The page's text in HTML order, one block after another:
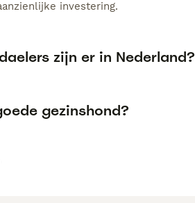
investering.
zijn er in Nederland?
gezinshond?